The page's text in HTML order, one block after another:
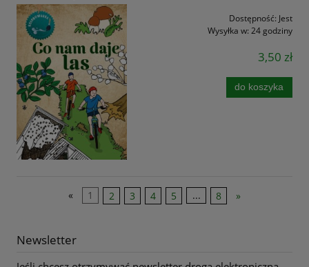
Dostępność: Jest
Wysyłka w: 24 godziny
3,50 zł
do koszyka
« 1 2 3 4 5 ... 8 »
Newsletter